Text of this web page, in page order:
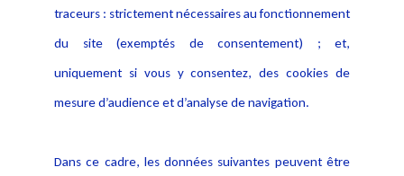
Déclaration d'accessibilité
Notice Légale
Politique de protection des
données
Publications
traceurs : strictement nécessaires au fonctionnement
du site (exemptés de consentement) ; et,
uniquement si vous y consentez, des cookies de
mesure d’audience et d’analyse de navigation.
Dans ce cadre, les données suivantes peuvent être